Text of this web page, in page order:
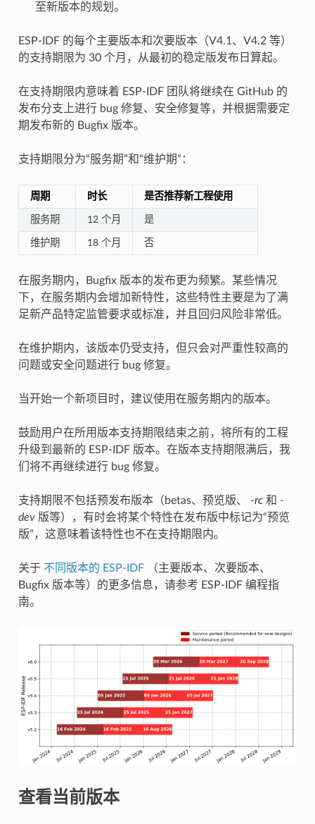
至新版本的规划。
ESP-IDF 的每个主要版本和次要版本（V4.1、V4.2 等）
的支持期限为 30 个月，从最初的稳定版发布日算起。
在支持期限内意味着 ESP-IDF 团队将继续在 GitHub 的
发布分支上进行 bug 修复、安全修复等，并根据需要定
期发布新的 Bugfix 版本。
支持期限分为“服务期”和“维护期”：
周期 时长 是否推荐新工程使用
服务期 12 个月 是
维护期 18 个月 否
在服务期内，Bugfix 版本的发布更为频繁。某些情况
下，在服务期内会增加新特性，这些特性主要是为了满
足新产品特定监管要求或标准，并且回归风险非常低。
在维护期内，该版本仍受支持，但只会对严重性较高的
问题或安全问题进行 bug 修复。
当开始一个新项目时，建议使用在服务期内的版本。
鼓励用户在所用版本支持期限结束之前，将所有的工程
升级到最新的 ESP-IDF 版本。在版本支持期限满后，我
们将不再继续进行 bug 修复。
支持期限不包括预发布版本（betas、预览版、 -rc和 -
dev版等），有时会将某个特性在发布版中标记为“预览
版”，这意味着该特性也不在支持期限内。
关于 不同版本的 ESP-IDF（主要版本、次要版本、
Bugfix 版本等）的更多信息，请参考 ESP-IDF 编程指
南。
查看当前版本